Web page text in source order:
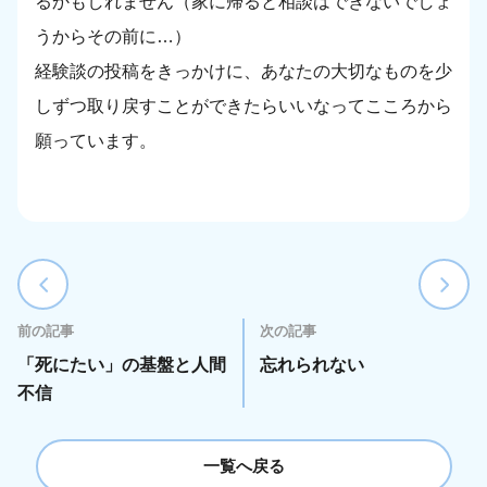
うからその前に…）
経験談の投稿をきっかけに、あなたの大切なものを少
しずつ取り戻すことができたらいいなってこころから
願っています。
前の記事
「死にたい」の基盤と人間
不信
次の記事
忘れられない
一覧へ戻る